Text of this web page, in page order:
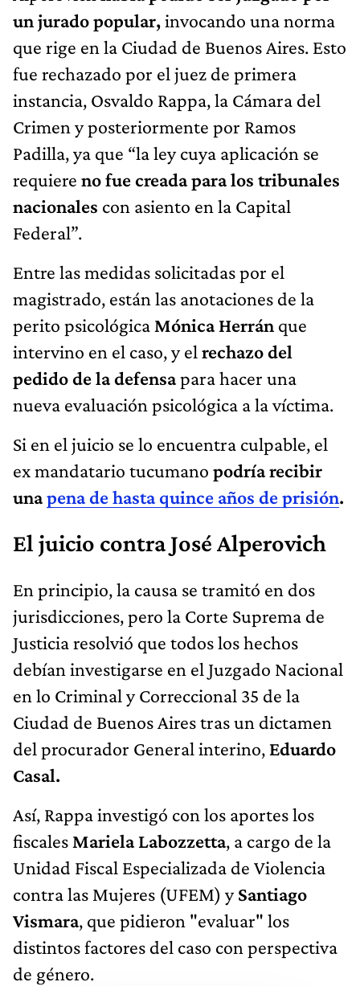
un jurado popular,invocando una norma
que rige en la Ciudad de Buenos Aires. Esto
fue rechazado por el juez de primera
instancia, Osvaldo Rappa, la Cámara del
Crimen y posteriormente por Ramos
Padilla, ya que “la ley cuya aplicación se
requiere no fue creada para los tribunales
nacionales con asiento en la Capital
Federal”.
Entre las medidas solicitadas por el
magistrado, están las anotaciones de la
perito psicológica Mónica Herrán que
intervino en el caso, y el rechazo del
pedido de la defensapara hacer una
nueva evaluación psicológica a la víctima.
Si en el juicio se lo encuentra culpable, el
ex mandatario tucumano podría recibir
unapena de hasta quince años de prisión.
El juicio contra José Alperovich
En principio, la causa se tramitó en dos
jurisdicciones, pero la Corte Suprema de
Justicia resolvió que todos los hechos
debían investigarse en el Juzgado Nacional
en lo Criminal y Correccional 35 de la
Ciudad de Buenos Aires tras un dictamen
del procurador General interino, Eduardo
Casal.
Así, Rappa investigó con los aportes los
fiscales Mariela Labozzetta, a cargo de la
Unidad Fiscal Especializada de Violencia
contra las Mujeres (UFEM) ySantiago
Vismara, que pidieron "evaluar" los
distintos factores del caso con perspectiva
de género.